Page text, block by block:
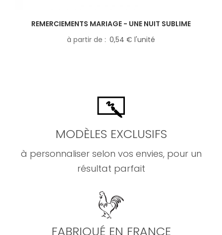
REMERCIEMENTS MARIAGE - UNE NUIT SUBLIME
à partir de
0,54 € l'unité
MODÈLES EXCLUSIFS
à personnaliser selon vos envies, pour un
résultat parfait
FABRIQUÉ EN FRANCE